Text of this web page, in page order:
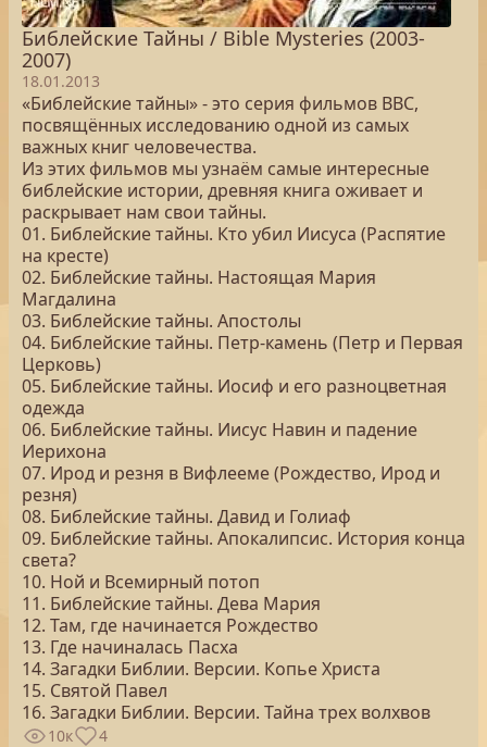
Библейские Тайны / Bible Mysteries (2003-
2007)
18.01.2013
«Библейские тайны» - это серия фильмов BBC,
посвящённых исследованию одной из самых
важных книг человечества.
Из этих фильмов мы узнаём самые интересные
библейские истории, древняя книга оживает и
раскрывает нам свои тайны.
01. Библейские тайны. Кто убил Иисуса (Распятие
на кресте)
02. Библейские тайны. Настоящая Мария
Магдалина
03. Библейские тайны. Апостолы
04. Библейские тайны. Петр-камень (Петр и Первая
Церковь)
05. Библейские тайны. Иосиф и его разноцветная
одежда
06. Библейские тайны. Иисус Навин и падение
Иерихона
07. Ирод и резня в Вифлееме (Рождество, Ирод и
резня)
08. Библейские тайны. Давид и Голиаф
09. Библейские тайны. Апокалипсис. История конца
света?
10. Ной и Всемирный потоп
11. Библейские тайны. Дева Мария
12. Там, где начинается Рождество
13. Где начиналась Пасха
14. Загадки Библии. Версии. Копье Христа
15. Святой Павел
16. Загадки Библии. Версии. Тайна трех волхвов
10к 4